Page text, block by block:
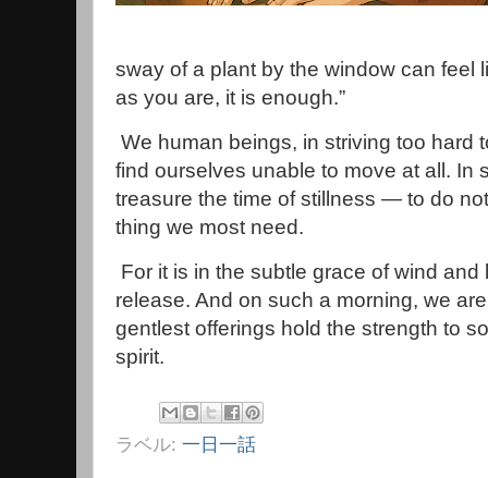
sway of a plant by the window can feel
as you are, it is enough.”
We human beings, in striving too hard
find ourselves unable to move at all. In
treasure the time of stillness — to do
thing we most need.
For it is in the subtle grace of wind
release. And on such a morning, we
gentlest offerings hold the strength to
spirit.
ラベル: 一日一話